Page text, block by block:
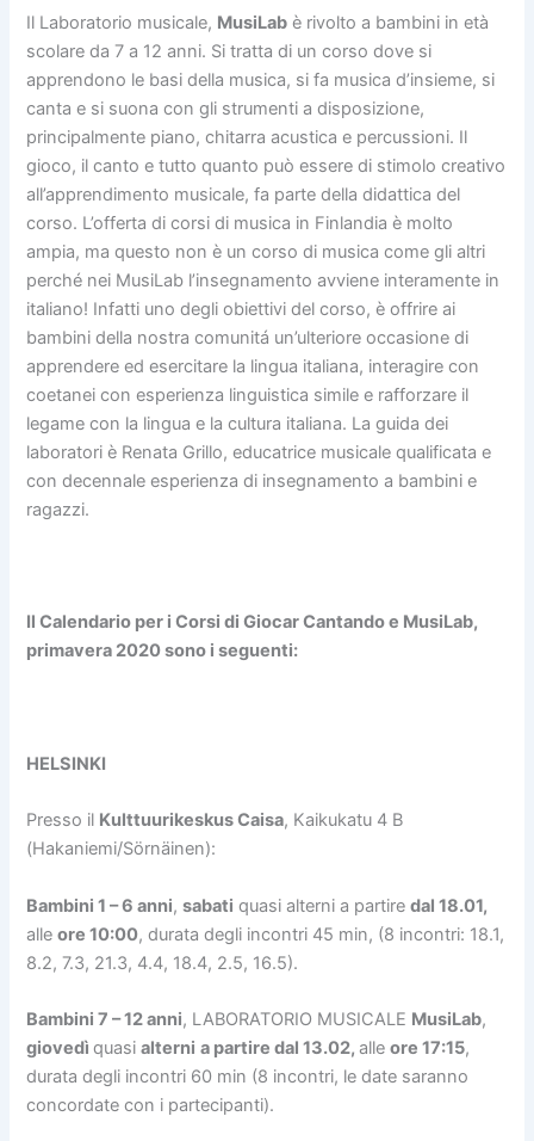
Il Laboratorio musicale, MusiLab è rivolto a bambini in età
scolare da 7 a 12 anni. Si tratta di un corso dove si
apprendono le basi della musica, si fa musica d’insieme, si
canta e si suona con gli strumenti a disposizione,
principalmente piano, chitarra acustica e percussioni. Il
gioco, il canto e tutto quanto può essere di stimolo creativo
all’apprendimento musicale, fa parte della didattica del
corso. L’offerta di corsi di musica in Finlandia è molto
ampia, ma questo non è un corso di musica come gli altri
perché nei MusiLab l’insegnamento avviene interamente in
italiano! Infatti uno degli obiettivi del corso, è offrire ai
bambini della nostra comunitá un’ulteriore occasione di
apprendere ed esercitare la lingua italiana, interagire con
coetanei con esperienza linguistica simile e rafforzare il
legame con la lingua e la cultura italiana. La guida dei
laboratori è Renata Grillo, educatrice musicale qualificata e
con decennale esperienza di insegnamento a bambini e
ragazzi.
Il Calendario per i Corsi di Giocar Cantando e MusiLab,
primavera 2020 sono i seguenti:
HELSINKI
Presso il Kulttuurikeskus Caisa, Kaikukatu 4 B
(Hakaniemi/Sörnäinen):
Bambini 1 – 6 anni,sabati quasialternia partiredal 18.01,
alleore 10:00, durata degli incontri 45 min, (8 incontri: 18.1,
8.2, 7.3, 21.3, 4.4, 18.4, 2.5, 16.5).
Bambini 7 – 12 anni, LABORATORIO MUSICALE MusiLab,
giovedìquasi alterni a partiredal 13.02,alleore 17:15,
durata degli incontri 60 min (8 incontri, le date saranno
concordate con i partecipanti).